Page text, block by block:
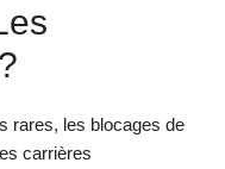
rares, les blocages de
carrières